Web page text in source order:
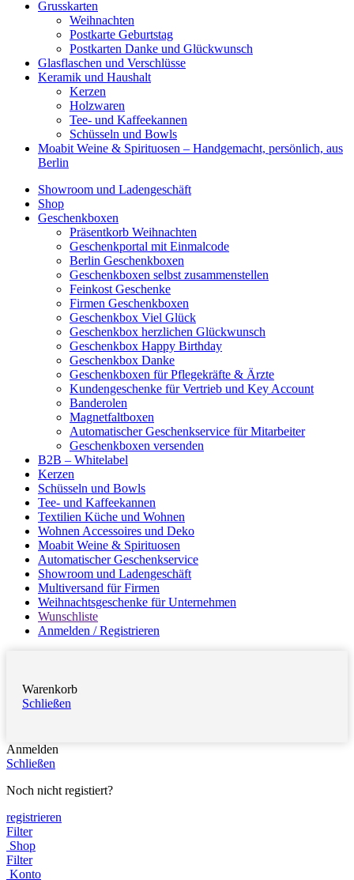
Grusskarten
Weihnachten
Postkarte Geburtstag
Postkarten Danke und Glückwunsch
Glasflaschen und Verschlüsse
Keramik und Haushalt
Kerzen
Holzwaren
Tee- und Kaffeekannen
Schüsseln und Bowls
Moabit Weine & Spirituosen – Handgemacht, persönlich, aus
Berlin
Showroom und Ladengeschäft
Shop
Geschenkboxen
Präsentkorb Weihnachten
Geschenkportal mit Einmalcode
Berlin Geschenkboxen
Geschenkboxen selbst zusammenstellen
Feinkost Geschenke
Firmen Geschenkboxen
Geschenkbox Viel Glück
Geschenkbox herzlichen Glückwunsch
Geschenkbox Happy Birthday
Geschenkbox Danke
Geschenkboxen für Pflegekräfte & Ärzte
Kundengeschenke für Vertrieb und Key Account
Banderolen
Magnetfaltboxen
Automatischer Geschenkservice für Mitarbeiter
Geschenkboxen versenden
B2B – Whitelabel
Kerzen
Schüsseln und Bowls
Tee- und Kaffeekannen
Textilien Küche und Wohnen
Wohnen Accessoires und Deko
Moabit Weine & Spirituosen
Automatischer Geschenkservice
Showroom und Ladengeschäft
Multiversand für Firmen
Weihnachtsgeschenke für Unternehmen
Wunschliste
Anmelden / Registrieren
Warenkorb
Schließen
Anmelden
Schließen
Noch nicht registiert?
registrieren
Filter
Shop
Filter
Konto